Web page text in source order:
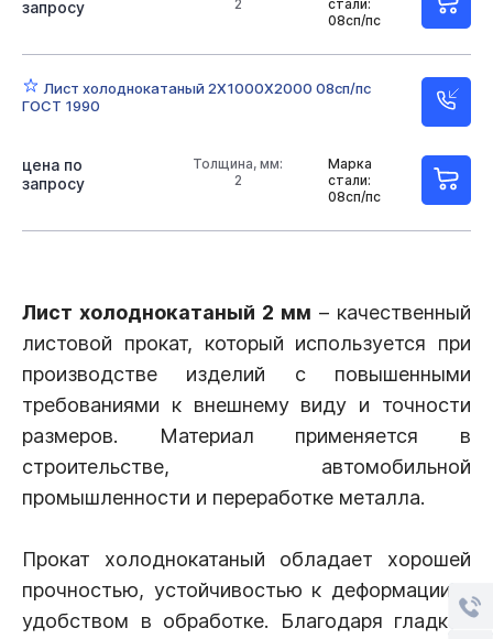
стали:
08сп/пс
2
запросу
Лист холоднокатаный 2Х1000Х2000 08сп/пс
ГОСТ 1990
Марка
стали:
08сп/пс
Толщина, мм:
2
цена по
запросу
Лист холоднокатаный 2 мм – качественный
листовой прокат, который используется при
производстве изделий с повышенными
требованиями к внешнему виду и точности
размеров. Материал применяется в
строительстве, автомобильной
промышленности и переработке металла.
Прокат холоднокатаный обладает хорошей
прочностью, устойчивостью к деформации и
удобством в обработке. Благодаря гладкой